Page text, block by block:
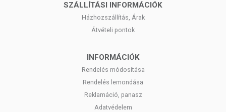
887 kJ/212 kcal
0,3 g
- amelyben egyszeresen telítetlen zsírsav 0,0 g
- amelyben többszörösen telítetlen zsírsav0,0 g
18,9 g
SZÁLLÍTÁSI INFORMÁCIÓK
Házhozszállítás, Árak
Átvételi pontok
INFORMÁCIÓK
Rendelés módosítása
Rendelés lemondása
Reklamáció, panasz
Adatvédelem